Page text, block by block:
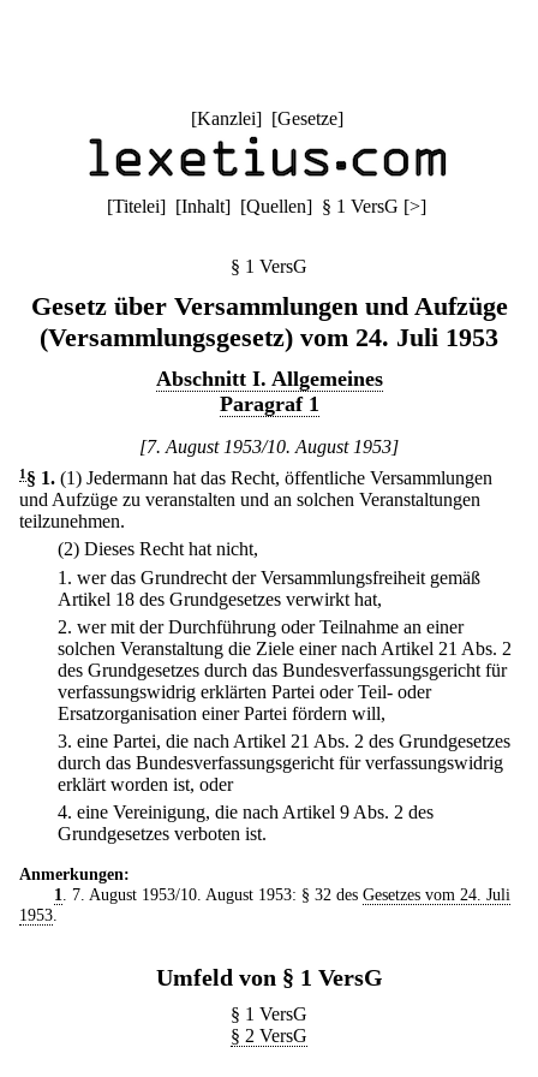
[Kanzlei] [Gesetze]
[Titelei] [Inhalt] [Quellen] § 1 VersG [>]
§ 1 VersG
Gesetz über Versammlungen und Aufzüge
(Versammlungsgesetz) vom 24. Juli 1953
Abschnitt I. Allgemeines
Paragraf 1
[7. August 1953/10. August 1953]
1 § 1. (1) Jedermann hat das Recht, öffentliche Versammlungen
und Aufzüge zu veranstalten und an solchen Veranstaltungen
teilzunehmen.
(2) Dieses Recht hat nicht,
1. wer das Grundrecht der Versammlungsfreiheit gemäß
Artikel 18 des Grundgesetzes verwirkt hat,
2. wer mit der Durchführung oder Teilnahme an einer
solchen Veranstaltung die Ziele einer nach Artikel 21 Abs. 2
des Grundgesetzes durch das Bundesverfassungsgericht für
verfassungswidrig erklärten Partei oder Teil- oder
Ersatzorganisation einer Partei fördern will,
3. eine Partei, die nach Artikel 21 Abs. 2 des Grundgesetzes
durch das Bundesverfassungsgericht für verfassungswidrig
erklärt worden ist, oder
4. eine Vereinigung, die nach Artikel 9 Abs. 2 des
Grundgesetzes verboten ist.
Anmerkungen:
1. 7. August 1953/10. August 1953: § 32 des Gesetzes vom 24. Juli
1953.
Umfeld von § 1 VersG
§ 1 VersG
§ 2 VersG